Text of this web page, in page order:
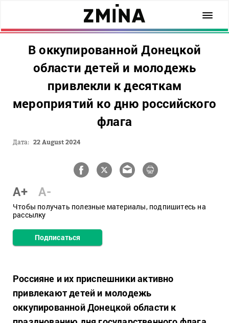
В оккупированной Донецкой
области детей и молодежь
привлекли к десяткам
мероприятий ко дню российского
флага
Дата: 22 August 2024
A+ A-
Чтобы получать полезные материалы, подпишитесь на
рассылку
Подписаться
Россияне и их приспешники активно
привлекают детей и молодежь
оккупированной Донецкой области к